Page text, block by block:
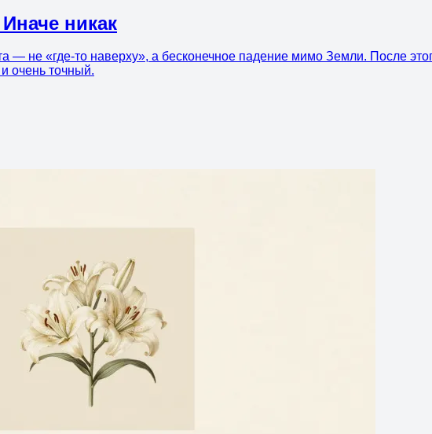
никак
— не «где-то наверху», а бесконечное падение мимо Земли. После
очень точный.